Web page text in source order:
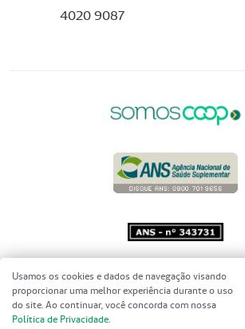
4020 9087
Copyright 2001 - 2026 Unimed do
Brasil - Todos os direitos reservados
Usamos os cookies e dados de navegação visando
proporcionar uma melhor experiência durante o uso
do site. Ao continuar, você concorda com nossa
Política de Privacidade.